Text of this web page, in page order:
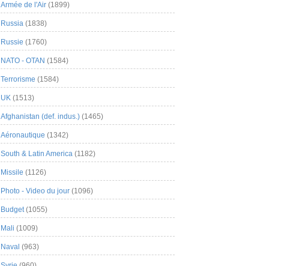
Armée de l'Air (1899)
Russia (1838)
Russie (1760)
NATO - OTAN (1584)
Terrorisme (1584)
UK (1513)
Afghanistan (def. indus.) (1465)
Aéronautique (1342)
South & Latin America (1182)
Missile (1126)
Photo - Video du jour (1096)
Budget(1055)
Mali (1009)
Naval (963)